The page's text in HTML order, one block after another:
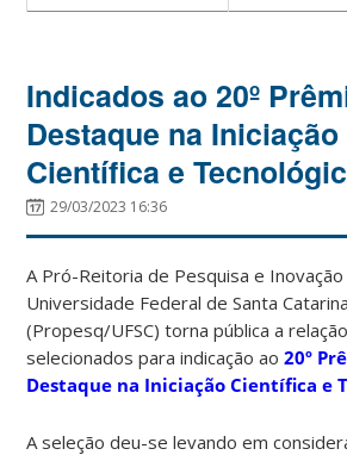
Indicados ao 20º
Destaque na Iniciação
Científica e
29/03/2023 16:36
A Pró-Reitoria de Pesquisa e Inovação
Universidade Federal de Santa Catarina
(Propesq/UFSC) torna pública a
selecionados para indicação ao20º
Destaque na Iniciação Científica e
A seleção deu-se levando em